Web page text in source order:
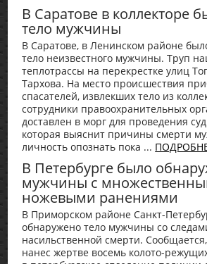
В Саратове в коллекторе
тело мужчины
В Саратове, в Ленинском районе
тело неизвестного мужчины. Труп
теплотрассы на перекрестке улиц
Тархова. На место происшествия
спасателей, извлекших тело из
сотрудники правоохранительных
доставлен в морг для проведения
которая выяснит причины смерти
личность опознать пока ...
В Петербурге было
мужчины с
ножевыми ранениями
В Приморском районе Санкт-
обнаружено тело мужчины со
насильственной смерти.
нанес жертве восемь колото-